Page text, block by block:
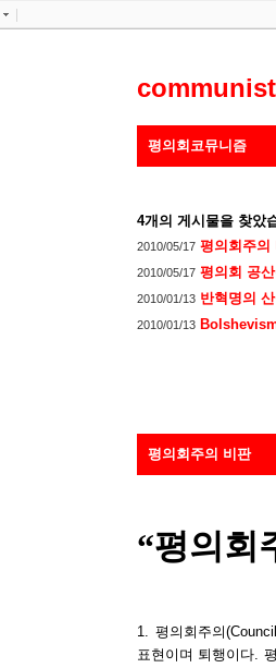
평의회코뮤니즘
4개의 게시물을 찾았
2010/05/17 평의회주의
2010/05/17 평의회 공
2010/01/13 반혁명의
2010/01/13
평의회주의 비판
“평의회
1. 평의회주의
표현이며 퇴행이다.